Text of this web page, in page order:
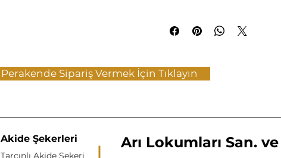
Su, Asit Düzenleyici(E330-E336)
Perakende Sipariş Vermek İçin Tıklayın
Akide Şekerleri
Tarçınlı Akide Şekeri
Arı Lokumları San.